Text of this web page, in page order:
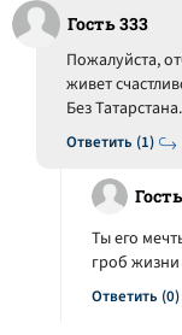
Гость 333
Ответить (1)
Пожалуйста,
живет
Без Татарстана.
Ответить (0)
Ты его
гроб жизни